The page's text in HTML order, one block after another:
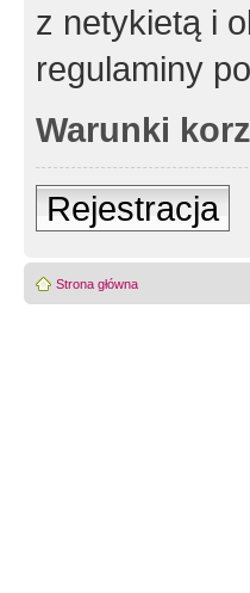
z netykietą i
regulaminy
Warunki
Rejestracja
Strona główna